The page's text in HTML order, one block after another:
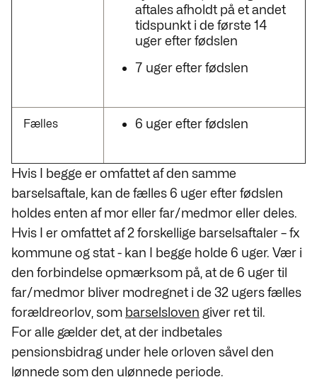
aftales afholdt på et andet
tidspunkt i de første 14
uger efter fødslen
7 uger efter fødslen
Fælles 6 uger efter fødslen
Hvis I begge er omfattet af den samme
barselsaftale, kan de fælles 6 uger efter fødslen
holdes enten af mor eller far/medmor eller deles.
Hvis I er omfattet af 2 forskellige barselsaftaler – fx
kommune og stat - kan I begge holde 6 uger. Vær i
den forbindelse opmærksom på, at de 6 uger til
far/medmor bliver modregnet i de 32 ugers fælles
forældreorlov, som barselsloven giver ret til.
For alle gælder det, at der indbetales
pensionsbidrag under hele orloven såvel den
lønnede som den ulønnede periode.